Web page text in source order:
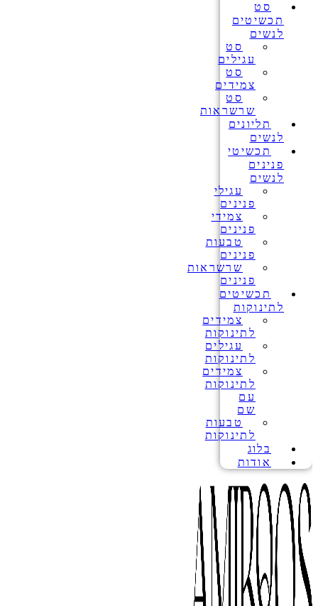
סט
תכשיטים
לנשים
סט
עגילים
סט
צמידים
סט
שרשראות
תליונים
לנשים
תכשיטי
פנינים
לנשים
עגילי
פנינים
צמידי
פנינים
טבעות
פנינים
שרשראות
פנינים
תכשיטים
לתינוקות
צמידים
לתינוקות
עגילים
לתינוקות
צמידים
לתינוקות
עם
שם
טבעות
לתינוקות
בלוג
אודות